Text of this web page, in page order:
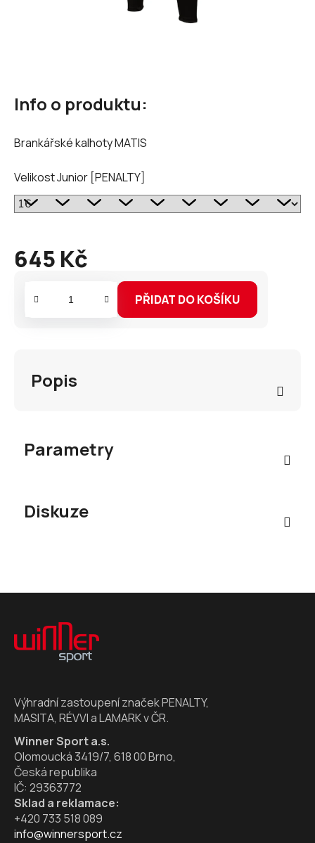
Info o produktu:
Brankářské kalhoty MATIS
Velikost Junior [PENALTY]
645 Kč
Měrná
PŘIDAT DO KOŠÍKU
Popis
Parametry
Diskuze
Výhradní zastoupení značek PENALTY,
MASITA, RÉVVI a LAMARK v ČR.
Winner Sport a.s.
Olomoucká 3419/7, 618 00 Brno,
Česká republika
IČ: 29363772
Sklad a reklamace:
+420 733 518 089
info@winnersport.cz